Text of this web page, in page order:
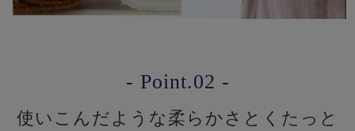
- Point.02 -
使いこんだような柔らかさとくたっと